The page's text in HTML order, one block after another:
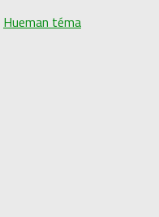
Hueman téma